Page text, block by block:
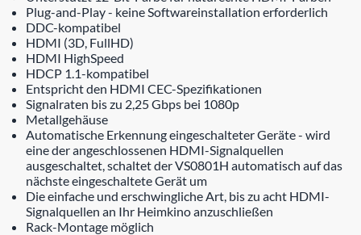
Plug-and-Play - keine Softwareinstallation erforderlich
DDC-kompatibel
HDMI (3D, FullHD)
HDMI HighSpeed
HDCP 1.1-kompatibel
Entspricht den HDMI CEC-Spezifikationen
Signalraten bis zu 2,25 Gbps bei 1080p
Metallgehäuse
Automatische Erkennung eingeschalteter Geräte - wird
eine der angeschlossenen HDMI-Signalquellen
ausgeschaltet, schaltet der VS0801H automatisch auf das
nächste eingeschaltete Gerät um
Die einfache und erschwingliche Art, bis zu acht HDMI-
Signalquellen an Ihr Heimkino anzuschließen
Rack-Montage möglich